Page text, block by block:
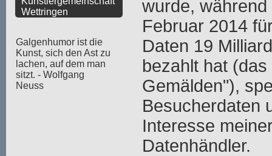
wurde,
Februar 2014
Daten 19
bezahlt hat
Gemälden"),
Besucherdaten
Interesse
Datenhändler.
Wettringen
Galgenhumor ist die
Kunst, sich den Ast zu
lachen, auf dem man
sitzt. - Wolfgang
Neuss